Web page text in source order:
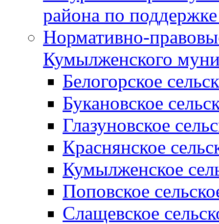
района по
Нормативно-
Кумылженского
Белогорское
Букановское
Глазуновское
Краснянское
Кумылженское
Поповское
Слащевское